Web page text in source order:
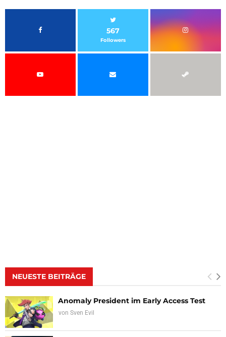
567
Followers
NEUESTE BEITRÄGE
Anomaly President im Early Access Test
von Sven Evil